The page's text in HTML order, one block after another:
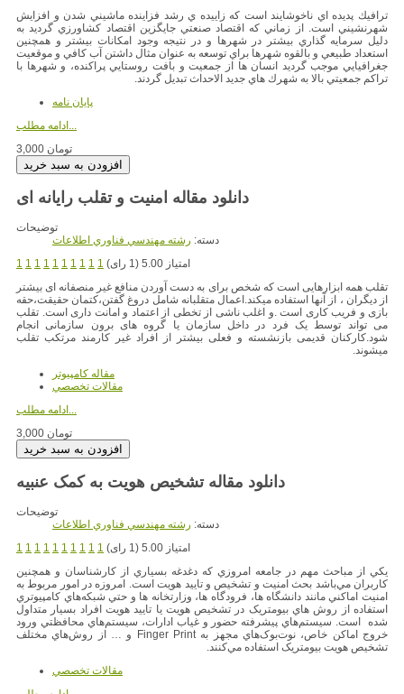
ترافيك پديده اي ناخوشايند است كه زاييده ي رشد فزاينده ماشيني شدن و افزايش
شهرنشيني است. از زماني كه اقتصاد صنعتي جايگزين اقتصاد كشاورزي گرديد به
دليل سرمايه گذاري بيشتر در شهرها و در نتيجه وجود امكانات بيشتر و همچنين
استعداد طبيعي و بالقوه شهرها براي توسعه به عنوان مثال داشتن آب كافي و موقعيت
جغرافيايي موجب گرديد انسان ها از جمعيت و بافت روستايي پراكنده، و شهرها با
تراكم جمعيتي بالا به شهرك هاي جديد الاحداث تبديل گردند.
پایان نامه
ادامه مطلب...
3,000 تومان
دانلود مقاله امنیت و تقلب رایانه ای
توضیحات
دسته: رشته مهندسي فناوري اطلاعات
1 1 1 1 1 1 1 1 1 1
امتیاز 5.00 (1 رای)
تقلب همه ابزارهایی است که شخص برای به دست آوردن منافع غیر منصفانه ای بیشتر
از دیگران ، از آنها استفاده میکند.اعمال متقلبانه شامل دروغ گفتن،کتمان حقیقت،حقه
بازی و فریب کاری است .و اغلب ناشی از تخطی از اعتماد و امانت داری است. تقلب
می تواند توسط یک فرد در داخل سازمان یا گروه های برون سازمانی انجام
شود.کارکنان قدیمی بازنشسته و فعلی بیشتر از افراد غیر کارمند مرتکب تقلب
میشوند.
مقاله کامپیوتر
مقالات تخصصي
ادامه مطلب...
3,000 تومان
دانلود مقاله تشخیص هویت به کمک عنبیه
توضیحات
دسته: رشته مهندسي فناوري اطلاعات
1 1 1 1 1 1 1 1 1 1
امتیاز 5.00 (1 رای)
يکي از مباحث مهم در جامعه امروزي که دغدغه بسياري از کارشناسان و همچنين
کاربران مي‌باشد بحث امنيت و تشخيص و تاييد هويت است. امروزه در امور مربوط به
امنيت اماکني مانند دانشگاه ها، فرودگاه ها، وزارتخانه ها و حتي شبکه‌هاي کامپيوتري
استفاده از روش هاي بيومتريک در تشخيص هويت يا تاييد هويت افراد بسيار متداول
شده است. سيستم‌هاي پيشرفته حضور و غياب ادارات، سيستم‌هاي محافظتي ورود
خروج اماکن خاص، نوت‌بوک‌هاي مجهز به Finger Print و … از روش‌‌هاي مختلف
تشخيص هويت بيومتريک استفاده مي‌کنند.
مقالات تخصصي